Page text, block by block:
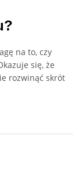
na to, czy
się, że
rozwinąć skrót